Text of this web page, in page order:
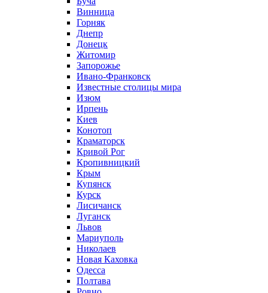
Винница
Горняк
Днепр
Донецк
Житомир
Запорожье
Ивано-Франковск
Известные столицы мира
Изюм
Ирпень
Киев
Конотоп
Краматорск
Кривой Рог
Кропивницкий
Крым
Купянск
Курск
Лисичанск
Луганск
Львов
Мариуполь
Николаев
Новая Каховка
Одесса
Полтава